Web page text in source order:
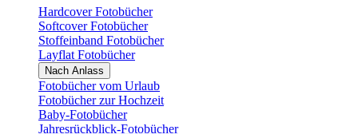
Hardcover Fotobücher
Softcover Fotobücher
Stoffeinband Fotobücher
Layflat Fotobücher
Nach Anlass
Fotobücher vom Urlaub
Fotobücher zur Hochzeit
Baby-Fotobücher
Jahresrückblick-Fotobücher